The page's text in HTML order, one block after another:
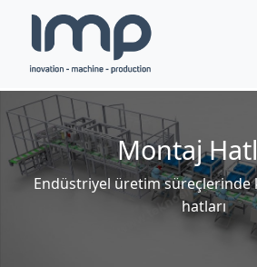
Montaj
Endüstriyel üretim süreçlerinde
hatları